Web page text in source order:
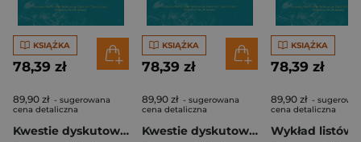
KSIĄŻKA
78,39 zł
89,90 zł - sugerowana
cena detaliczna
Kwestie dyskutowane o mocy Boga. Q. 5-10
KSIĄŻKA
78,39 zł
89,90 zł - sugerowana
cena detaliczna
Kwestie dyskutowane o mocy Boga, q. 1–4
KSIĄŻKA
78,39 zł
89,90 zł -
cena detaliczna